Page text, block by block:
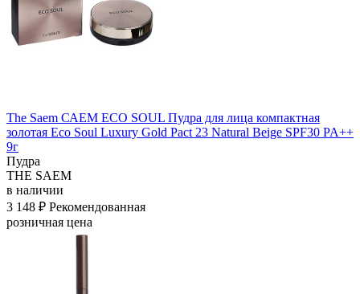
The Saem САЕМ ECO SOUL Пудра для лица компактная
золотая Eco Soul Luxury Gold Pact 23 Natural Beige SPF30 PA++
9г
Пудра
THE SAEM
в наличии
3 148 ₽ Рекомендованная
розничная цена